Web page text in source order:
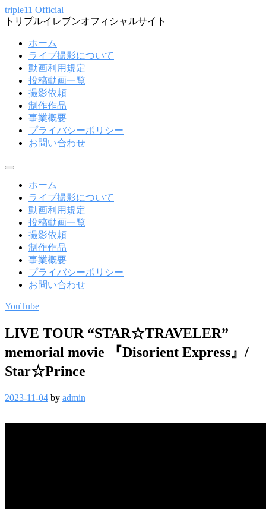
コ
ン
triple11 Official
トリプルイレブンオフィシャルサイト
ホーム
ライブ撮影について
動画利用規定
投稿動画一覧
撮影依頼
制作作品
事業概要
プライバシーポリシー
お問い合わせ
メ
ホーム
ライブ撮影について
動画利用規定
投稿動画一覧
撮影依頼
制作作品
事業概要
プライバシーポリシー
お問い合わせ
YouTube
LIVE TOUR “STAR☆TRAVELER”
memorial movie 『Disorient Express』/
Star☆Prince
2023-11-04 by admin